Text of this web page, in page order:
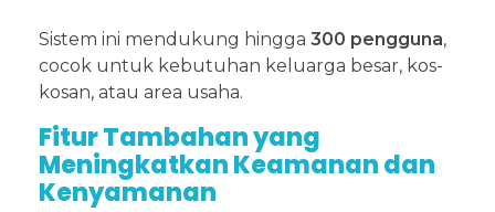
Sistem ini mendukung hingga 300 pengguna,
cocok untuk kebutuhan keluarga besar, kos-
kosan, atau area usaha.
Fitur Tambahan yang
Meningkatkan Keamanan dan
Kenyamanan